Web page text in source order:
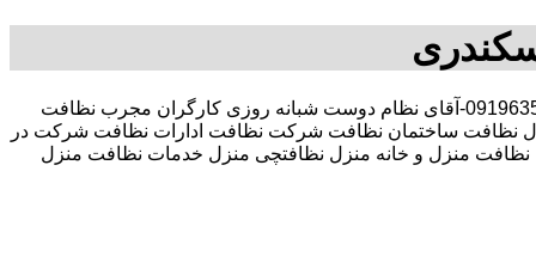
30 در صد تخفیف بیمه رایگان 09196351909-آقای نظام دوست شبانه روزی کارگران مجرب نظافت
نظافت ساختمان نظافت شرکت نظافت ادارات نظافت شرکت در
نظافت منزل و خانه منزل نظافتچی منزل خدمات نظافت منزل